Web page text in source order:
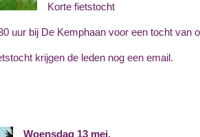
Korte fietstocht
uur bij De Kemphaan voor een tocht van
krijgen de leden nog een email.
Woensdag 13 mei.